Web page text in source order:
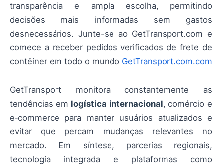
transparência e ampla escolha, permitindo
decisões mais informadas sem gastos
desnecessários. Junte-se ao GetTransport.com e
comece a receber pedidos verificados de frete de
contêiner em todo o mundo GetTransport.com.com
GetTransport monitora constantemente as
tendências em logística internacional, comércio e
e‑commerce para manter usuários atualizados e
evitar que percam mudanças relevantes no
mercado. Em síntese, parcerias regionais,
tecnologia integrada e plataformas como